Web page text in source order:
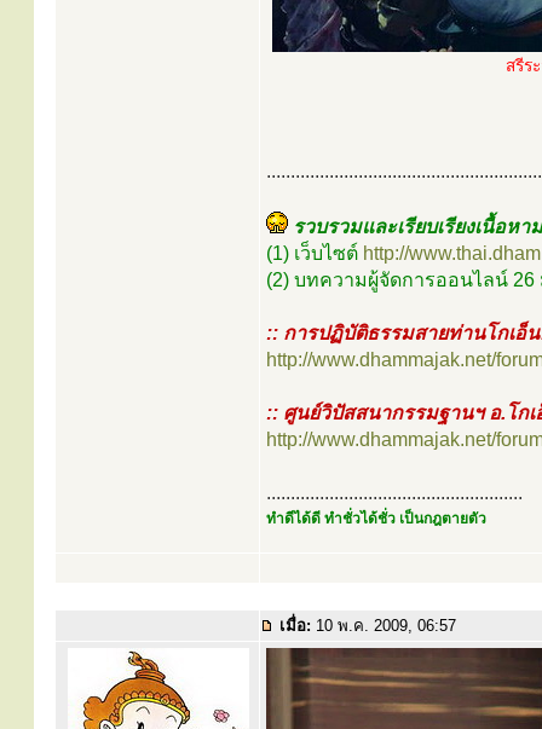
สรีร
รวบรวมและเรียบเรียงเนื้อหา
(1) เว็บไซต์ http://
(2) บทความผู้จัดการออนไลน์ 26
:: การปฏิบัติธรรมสายท่านโกเอ็
http://www.dhammajak.net/
:: ศูนย์วิปัสสนากรรมฐานฯ อ.โกเ
http://www.dhammajak.net/
.....................................................
ทำดีได้ดี ทำชั่วได้ชั่ว เป็นกฎตายตัว
เมื่อ: 10 พ.ค. 2009, 06:57